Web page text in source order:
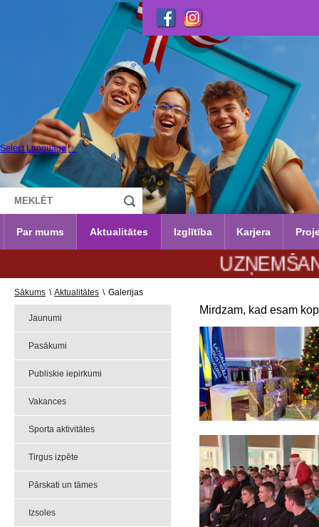
Select Language ▼
Par mums Aktualitātes Izglītība Karjera
UZŅEMŠANA
Sākums \ Aktualitātes \ Galerijas
Jaunumi
Pasākumi
Publiskie iepirkumi
Vakances
Sporta aktivitātes
Tirgus izpēte
Pārskati un tāmes
Izsoles
Mirdzam, kad esam